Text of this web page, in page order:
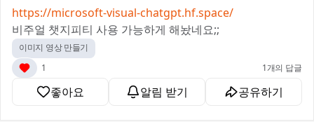
https://microsoft-visual-chatgpt.hf.space/
비주얼 챗지피티 사용 가능하게 해놨네요;;
이미지 영상 만들기
1
1개의 답글
좋아요 알림 받기 공유하기